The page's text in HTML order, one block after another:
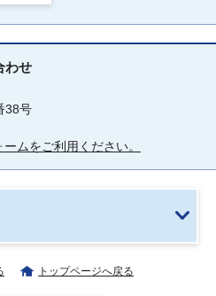
わせ
38号
ムをご利用ください。
トップページへ戻る